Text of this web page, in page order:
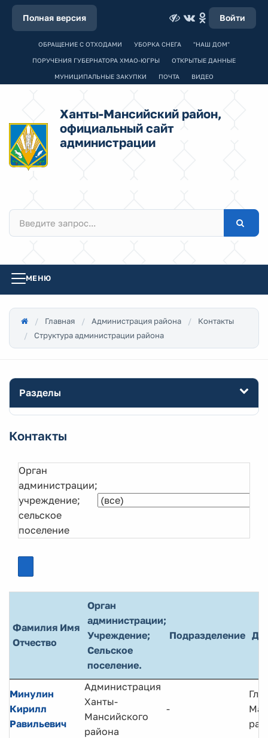
Полная версия Войти
ОБРАЩЕНИЕ С ОТХОДАМИ УБОРКА СНЕГА "НАШ ДОМ"
ПОРУЧЕНИЯ ГУБЕРНАТОРА ХМАО-ЮГРЫ ОТКРЫТЫЕ ДАННЫЕ
МУНИЦИПАЛЬНЫЕ ЗАКУПКИ ПОЧТА ВИДЕО
Ханты-Мансийский район,
официальный сайт
администрации
МЕНЮ
Главная Администрация района
Контакты
Структура администрации района
Разделы
Контакты
Орган
администрации;
учреждение;
сельское
поселение
Фамилия Имя
Отчество
Орган
администрации;
Учреждение;
Сельское
поселение.
Подразделение
Минулин
Кирилл
Равильевич
Администрация
Ханты-
Мансийского
района
-